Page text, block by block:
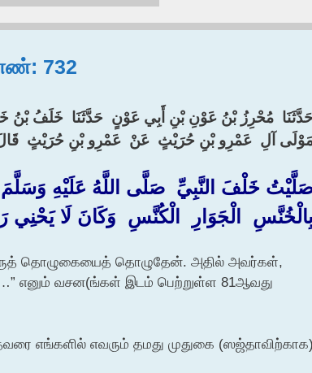
732
‏مُحْرِزُ بْنُ عَوْنِ بْنِ أَبِي عَوْنٍ ‏ ‏حَدَّثَنَا ‏ ‏خَلَفُ بْنُ
آلِ ‏ ‏عَمْرِو بْنِ حُرَيْثٍ ‏ ‏عَنْ ‏ ‏عَمْرِو بْنِ حُرَيْثٍ
خَلْفَ النَّبِيِّ ‏ ‏صَلَّى اللَّهُ عَلَيْهِ وَسَلَّمَ
‏الْجَوَارِ ‏ ‏الْكُنَّسِ ‏ ‏وَكَانَ لَا
தொழுகையைத் தொழுதேன். அதில் அவர்கள்,
எனும் வசன(ங்கள் இடம் பெற்றுள்ள 81ஆவது
எங்களில் எவரும் தமது முதுகை